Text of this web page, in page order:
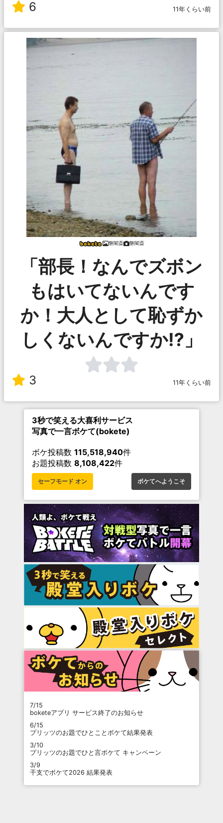
6 11年くらい前
磐閣斎 磐閣斎
「部長！なんでズボン
もはいてないんです
か！大人として恥ずか
しくないんですか⁉︎」
3 11年くらい前
3秒で笑える大喜利サービス
写真で一言ボケて(bokete)
ボケ投稿数 115,518,940件
お題投稿数 8,108,422件
セーフモード オン ボケてへようこそ
7/15
boketeアプリ サービス終了のお知らせ
6/15
プリッツのお題でひとことボケて結果発表
3/10
プリッツのお題でひと言ボケて キャンペーン
3/9
干支でボケて2026 結果発表